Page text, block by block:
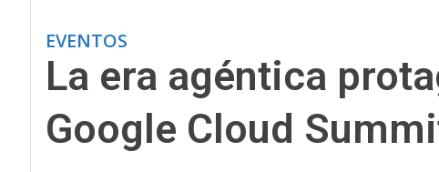
EVENTOS
La era agéntica
Google Cloud